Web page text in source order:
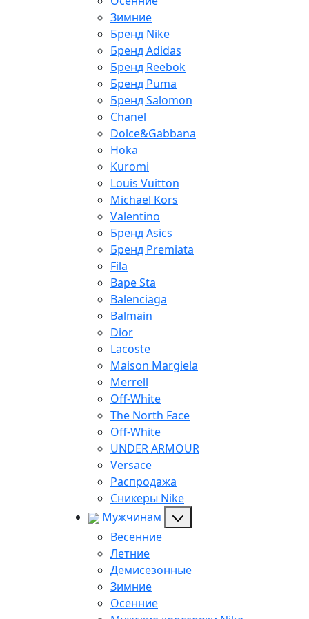
Зимние
Бренд Nike
Бренд Adidas
Бренд Reebok
Бренд Puma
Бренд Salomon
Chanel
Dolce&Gabbana
Hoka
Kuromi
Louis Vuitton
Michael Kors
Valentino
Бренд Asics
Бренд Premiata
Fila
Bape Sta
Balenciaga
Balmain
Dior
Lacoste
Maison Margiela
Merrell
Off-White
The North Face
Off-White
UNDER ARMOUR
Versace
Распродажа
Сникеры Nike
Мужчинам
Весенние
Летние
Демисезонные
Зимние
Осенние